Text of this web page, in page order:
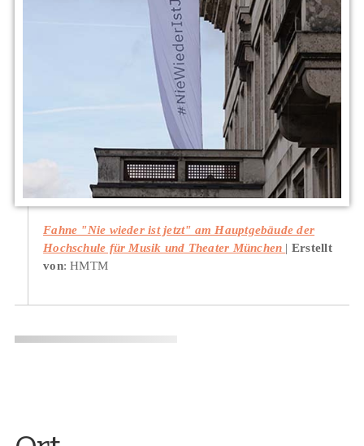
Fahne "Nie wieder ist jetzt" am Hauptgebäude der
Hochschule für Musik und Theater München
Erstellt
von: HMTM